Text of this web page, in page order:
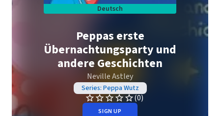
Deutsch
Peppas erste
Übernachtungsparty und
andere Geschichten
Neville Astley
Series: Peppa Wutz
(0)
SIGN UP